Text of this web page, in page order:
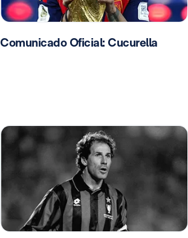
Comunicado Oficial: Cucurella